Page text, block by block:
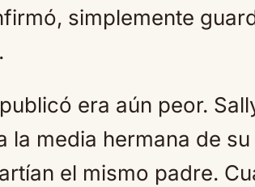
simplemente
era aún peor.
la media hermana de
el mismo padre.